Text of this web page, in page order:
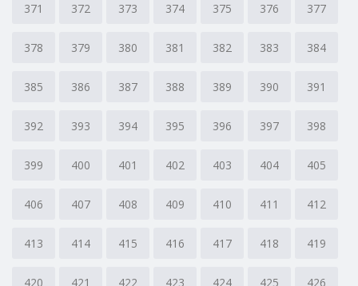
371 372 373 374 375 376 377
378 379 380 381 382 383 384
385 386 387 388 389 390 391
392 393 394 395 396 397 398
399 400 401 402 403 404 405
406 407 408 409 410 411 412
413 414 415 416 417 418 419
420 421 422 423 424 425 426